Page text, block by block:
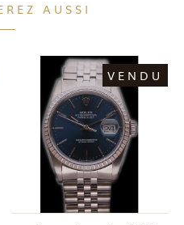
AUSSI
VENDU